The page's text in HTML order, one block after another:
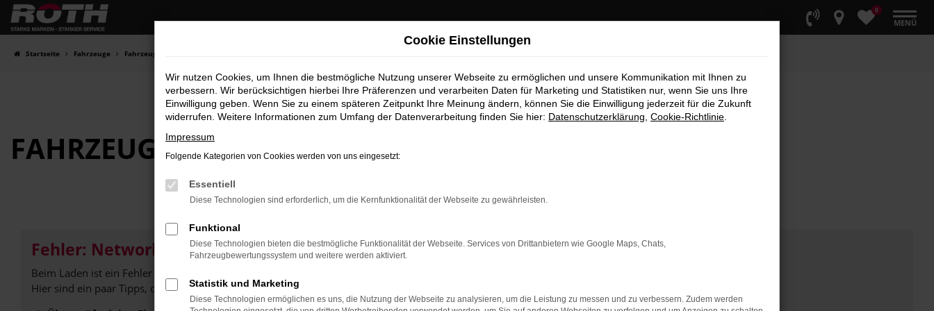
Zum
Hauptinhalt
0
MENÜ
Startseite Fahrzeuge Fahrzeugbestand
FAHRZEUG-SHOWROOM
Fehler: Network Error
Beim Laden ist ein Fehler aufgetreten.
Hier sind ein paar Tipps, die dir helfen können:
Cookie Einstellungen
Wir nutzen Cookies, um Ihnen die bestmögliche Nutzung unserer Webseite zu ermöglichen und unsere Kommunikation mit Ihnen zu
verbessern. Wir berücksichtigen hierbei Ihre Präferenzen und verarbeiten Daten für Marketing und Statistiken nur, wenn Sie uns Ihre
Einwilligung geben. Wenn Sie zu einem späteren Zeitpunkt Ihre Meinung ändern, können Sie die Einwilligung jederzeit für die Zukunft
widerrufen. Weitere Informationen zum Umfang der Datenverarbeitung finden Sie hier: Datenschutzerklärung Cookie-Richtlinie
Impressum
Folgende Kategorien von Cookies werden von uns eingesetzt:
Essentiell
Diese Technologien sind erforderlich, um die Kernfunktionalität der Webseite zu gewährleisten.
Funktional
Diese Technologien bieten die bestmögliche Funktionalität der Webseite. Services von Drittanbietern wie Google Maps, Chats,
Fahrzeugbewertungssystem und weitere werden aktiviert.
Statistik und Marketing
Diese Technologien ermöglichen es uns, die Nutzung der Webseite zu analysieren, um die Leistung zu messen und zu verbessern. Zudem werden